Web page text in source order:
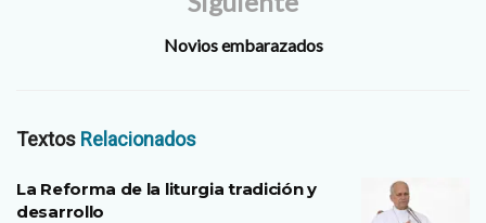
Novios embarazados
Textos Relacionados
La Reforma de la liturgia tradición y
desarrollo